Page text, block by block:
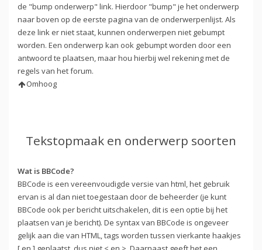
de "bump onderwerp" link. Hierdoor "bump" je het onderwerp
naar boven op de eerste pagina van de onderwerpenlijst. Als
deze link er niet staat, kunnen onderwerpen niet gebumpt
worden. Een onderwerp kan ook gebumpt worden door een
antwoord te plaatsen, maar hou hierbij wel rekening met de
regels van het forum.
Omhoog
Tekstopmaak en onderwerp soorten
Wat is BBCode?
BBCode is een vereenvoudigde versie van html, het gebruik
ervan is al dan niet toegestaan door de beheerder (je kunt
BBCode ook per bericht uitschakelen, dit is een optie bij het
plaatsen van je bericht). De syntax van BBCode is ongeveer
gelijk aan die van HTML, tags worden tussen vierkante haakjes